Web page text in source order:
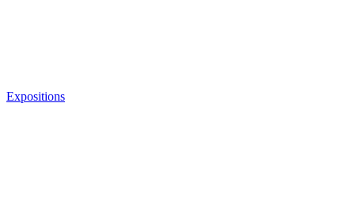
Expositions